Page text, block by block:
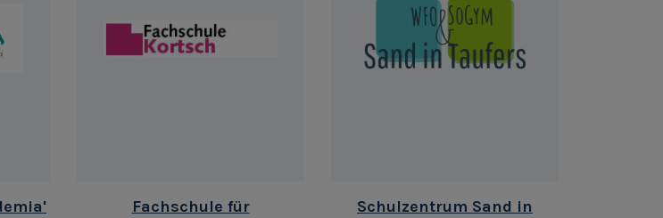
Fachschule für
Schulzentrum Sand in